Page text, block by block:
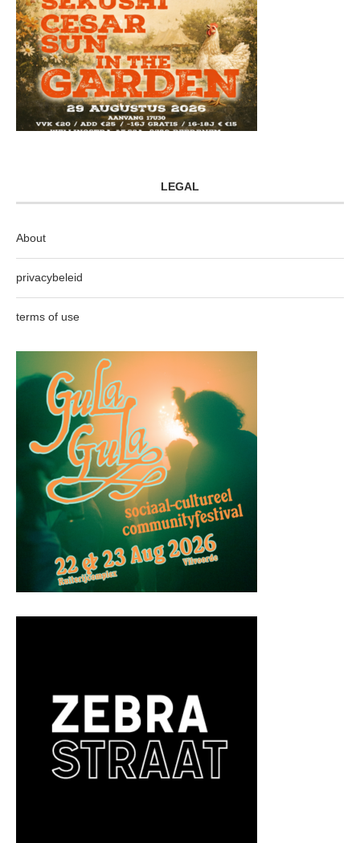
LEGAL
About
privacybeleid
terms of use